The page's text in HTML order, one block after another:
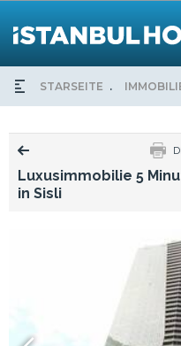
STARSEITE
Luxusimmobilie 5
in Sisli